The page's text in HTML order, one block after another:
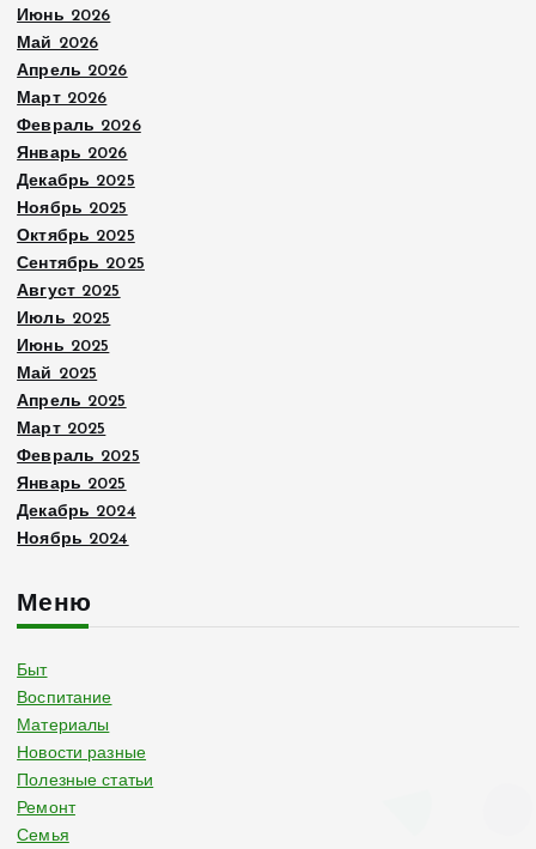
Июнь 2026
Май 2026
Апрель 2026
Март 2026
Февраль 2026
Январь 2026
Декабрь 2025
Ноябрь 2025
Октябрь 2025
Сентябрь 2025
Август 2025
Июль 2025
Июнь 2025
Май 2025
Апрель 2025
Март 2025
Февраль 2025
Январь 2025
Декабрь 2024
Ноябрь 2024
Меню
Быт
Воспитание
Материалы
Новости разные
Полезные статьи
Ремонт
Семья